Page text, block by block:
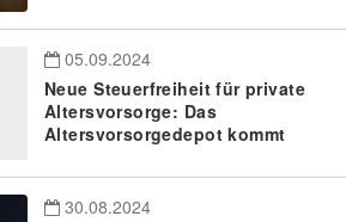
05.09.2024
Neue Steuerfreiheit für private
Altersvorsorge: Das
Altersvorsorgedepot kommt
30.08.2024